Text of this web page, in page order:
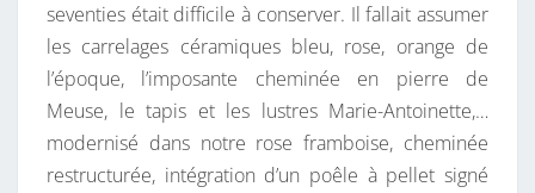
seventies était difficile à conserver. Il fallait assumer
les carrelages céramiques bleu, rose, orange de
l’époque, l’imposante cheminée en pierre de
Meuse, le tapis et les lustres Marie-Antoinette,…
modernisé dans notre rose framboise, cheminée
restructurée, intégration d’un poêle à pellet signé